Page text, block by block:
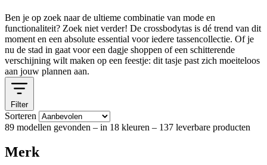
Ben je op zoek naar de ultieme combinatie van mode en
functionaliteit? Zoek niet verder! De crossbodytas is dé trend van dit
moment en een absolute essential voor iedere tassencollectie. Of je
nu de stad in gaat voor een dagje shoppen of een schitterende
verschijning wilt maken op een feestje: dit tasje past zich moeiteloos
aan jouw plannen aan.
Filter
Sorteren
89 modellen gevonden – in 18 kleuren – 137 leverbare producten
Merk